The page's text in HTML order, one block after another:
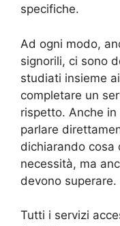
specifiche.
Ad ogni modo,
signorili, ci sono
studiati insieme
completare un
rispetto. Anche
parlare
dichiarando cosa
necessità, ma
devono superare.
Tutti i servizi